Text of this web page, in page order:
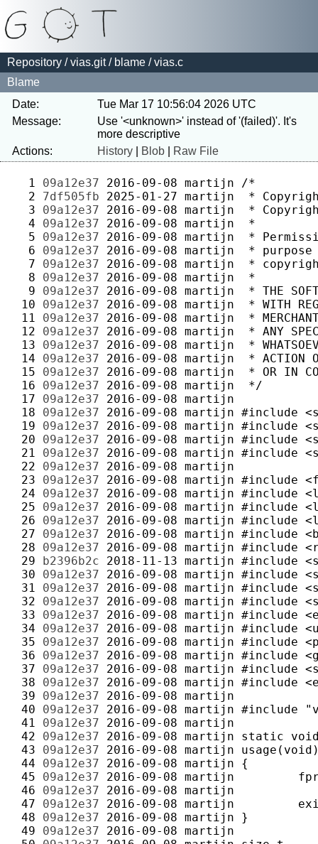
Repository /vias.git/ blame / vias.c
Blame
Date:
Tue Mar 17 10:56:04 2026 UTC
Message:
Use '<unknown>' instead of '(failed)'. It's
Actions:
History Blob Raw File
  1
09a12e37 2016-09-08 martijn
  2
7df505fb 2025-01-27 martijn
  3
09a12e37 2016-09-08 martijn
  4
09a12e37 2016-09-08 martijn
  5
09a12e37 2016-09-08 martijn
  6
09a12e37 2016-09-08 martijn
  7
09a12e37 2016-09-08 martijn
  8
09a12e37 2016-09-08 martijn
  9
09a12e37 2016-09-08 martijn
10 09a12e37 2016-09-08 martijn
11 09a12e37 2016-09-08 martijn
12 09a12e37 2016-09-08 martijn
13 09a12e37 2016-09-08 martijn
14 09a12e37 2016-09-08 martijn
15 09a12e37 2016-09-08 martijn
16 09a12e37 2016-09-08 martijn
17 09a12e37 2016-09-08 martijn
18 09a12e37 2016-09-08 martijn
19 09a12e37 2016-09-08 martijn
20 09a12e37 2016-09-08 martijn
21 09a12e37 2016-09-08 martijn
22 09a12e37 2016-09-08 martijn
23 09a12e37 2016-09-08 martijn
24 09a12e37 2016-09-08 martijn
25 09a12e37 2016-09-08 martijn
26 09a12e37 2016-09-08 martijn
27 09a12e37 2016-09-08 martijn
28 09a12e37 2016-09-08 martijn
29 b2396b2c 2018-11-13 martijn
30 09a12e37 2016-09-08 martijn
31 09a12e37 2016-09-08 martijn
32 09a12e37 2016-09-08 martijn
33 09a12e37 2016-09-08 martijn
34 09a12e37 2016-09-08 martijn
35 09a12e37 2016-09-08 martijn
36 09a12e37 2016-09-08 martijn
37 09a12e37 2016-09-08 martijn
38 09a12e37 2016-09-08 martijn
39 09a12e37 2016-09-08 martijn
40 09a12e37 2016-09-08 martijn
41 09a12e37 2016-09-08 martijn
42 09a12e37 2016-09-08 martijn
43 09a12e37 2016-09-08 martijn
44 09a12e37 2016-09-08 martijn
45 09a12e37 2016-09-08 martijn
46 09a12e37 2016-09-08 martijn
47 09a12e37 2016-09-08 martijn
48 09a12e37 2016-09-08 martijn
49 09a12e37 2016-09-08 martijn